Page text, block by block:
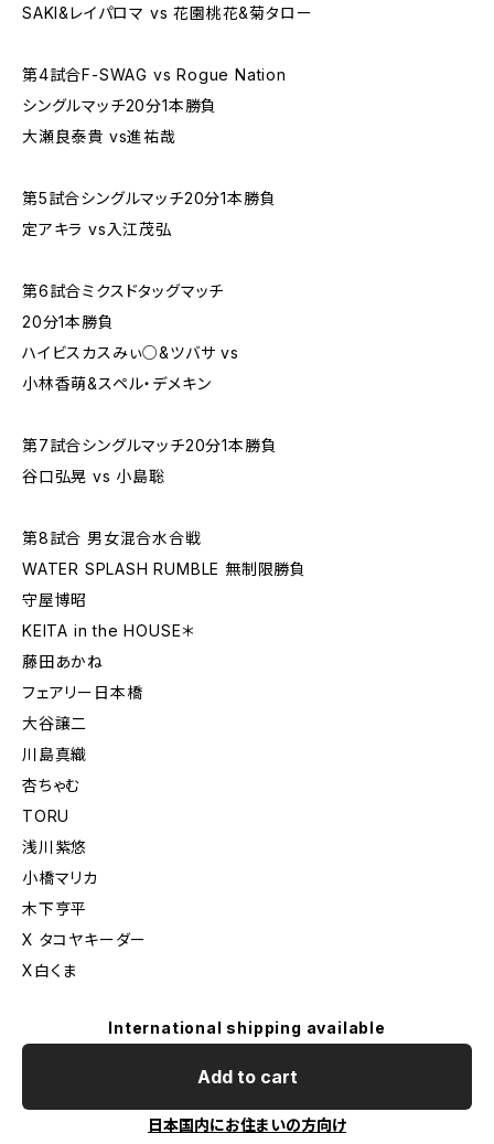
SAKI&レイパロマ vs 花園桃花&菊タロー
第4試合F-SWAG vs Rogue Nation
シングルマッチ20分1本勝負
大瀬良泰貴 vs進祐哉
第5試合シングルマッチ20分1本勝負
定アキラ vs入江茂弘
第6試合ミクスドタッグマッチ
20分1本勝負
ハイビスカスみぃ○&ツバサ vs
小林香萌&スペル・デメキン
第7試合シングルマッチ20分1本勝負
谷口弘晃 vs 小島聡
第8試合 男女混合水合戦
WATER SPLASH RUMBLE 無制限勝負
守屋博昭
KEITA in the HOUSE＊
藤田あかね
フェアリー日本橋
大谷譲二
川島真織
杏ちゃむ
TORU
浅川紫悠
小橋マリカ
木下亨平
X タコヤキーダー
X白くま
International shipping available
Add to cart
日本国内にお住まいの方向け